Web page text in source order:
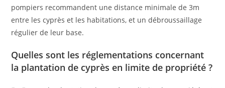
pompiers recommandent une distance minimale de 3m
entre les cyprès et les habitations, et un débroussaillage
régulier de leur base.
Quelles sont les réglementations concernant
la plantation de cyprès en limite de propriété ?